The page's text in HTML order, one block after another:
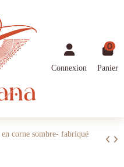
Connexion
0
Panier
corne sombre- fabriqué